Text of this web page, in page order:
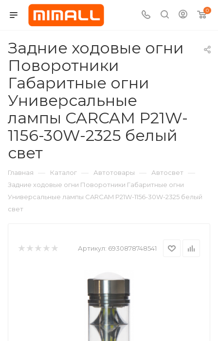
0
Задние ходовые огни
Поворотники
Габаритные огни
Универсальные
лампы CARCAM P21W-
1156-30W-2325 белый
свет
Главная — Каталог — Автотовары — Автосвет —
Задние ходовые огни Поворотники Габаритные огни
Универсальные лампы CARCAM P21W-1156-30W-2325 белый
свет
Артикул: 6930878748541